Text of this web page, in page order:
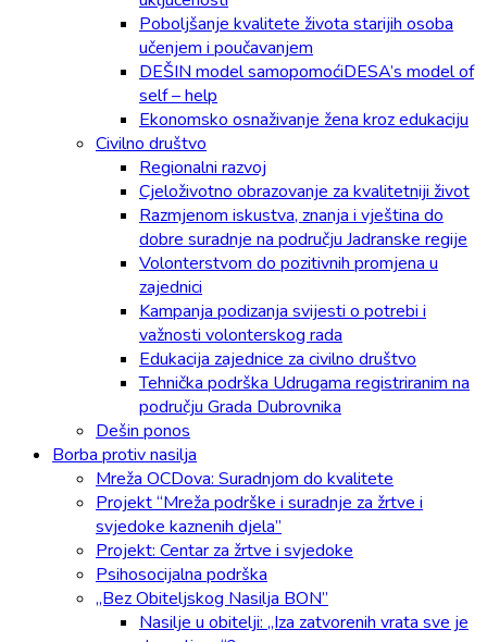
Poboljšanje kvalitete života starijih osoba
učenjem i poučavanjem
DEŠIN model samopomoćiDESA’s model of
self – help
Ekonomsko osnaživanje žena kroz edukaciju
Civilno društvo
Regionalni razvoj
Cjeloživotno obrazovanje za kvalitetniji život
Razmjenom iskustva, znanja i vještina do
dobre suradnje na području Jadranske regije
Volonterstvom do pozitivnih promjena u
zajednici
Kampanja podizanja svijesti o potrebi i
važnosti volonterskog rada
Edukacija zajednice za civilno društvo
Tehnička podrška Udrugama registriranim na
području Grada Dubrovnika
Dešin ponos
Borba protiv nasilja
Mreža OCDova: Suradnjom do kvalitete
Projekt “Mreža podrške i suradnje za žrtve i
svjedoke kaznenih djela”
Projekt: Centar za žrtve i svjedoke
Psihosocijalna podrška
„Bez Obiteljskog Nasilja BON”
Nasilje u obitelji: „Iza zatvorenih vrata sve je